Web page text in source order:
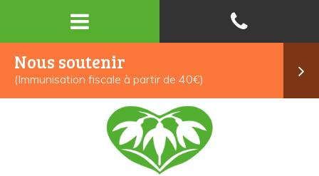
Nous soutenir
(Immunisation fiscale à partir de 40€)